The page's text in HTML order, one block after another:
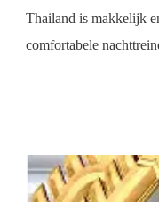
Thailand is makkelijk
comfortabele